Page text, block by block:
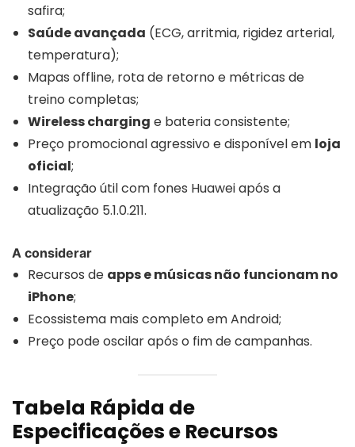
safira;
Saúde avançada (ECG, arritmia, rigidez arterial,
temperatura);
Mapas offline, rota de retorno e métricas de
treino completas;
Wireless charging e bateria consistente;
Preço promocional agressivo e disponível em loja
oficial;
Integração útil com fones Huawei após a
atualização 5.1.0.211.
A considerar
Recursos de apps e músicas não funcionam no
iPhone;
Ecossistema mais completo em Android;
Preço pode oscilar após o fim de campanhas.
Tabela Rápida de
Especificações e Recursos